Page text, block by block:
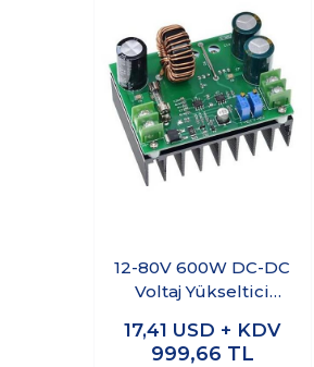
12-80V 600W DC-DC
Voltaj Yükseltici
17,41 USD + KDV
999,66 TL